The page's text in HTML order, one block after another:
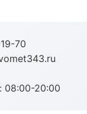
70
08:00-20:00